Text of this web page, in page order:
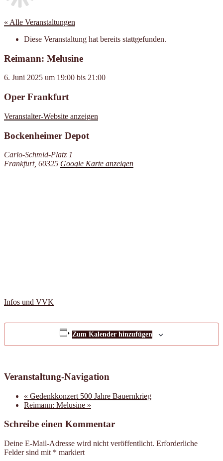
« Alle Veranstaltungen
Diese Veranstaltung hat bereits stattgefunden.
Reimann: Melusine
6. Juni 2025 um 19:00 bis 21:00
Oper Frankfurt
Veranstalter-Website anzeigen
Bockenheimer Depot
Carlo-Schmid-Platz 1
Frankfurt, 60325 Google Karte anzeigen
Infos und VVK
Zum Kalender hinzufügen
Veranstaltung-Navigation
« Gedenkkonzert 500 Jahre Bauernkrieg
Reimann: Melusine »
Schreibe einen Kommentar
Deine E-Mail-Adresse wird nicht veröffentlicht. Erforderliche
Felder sind mit * markiert